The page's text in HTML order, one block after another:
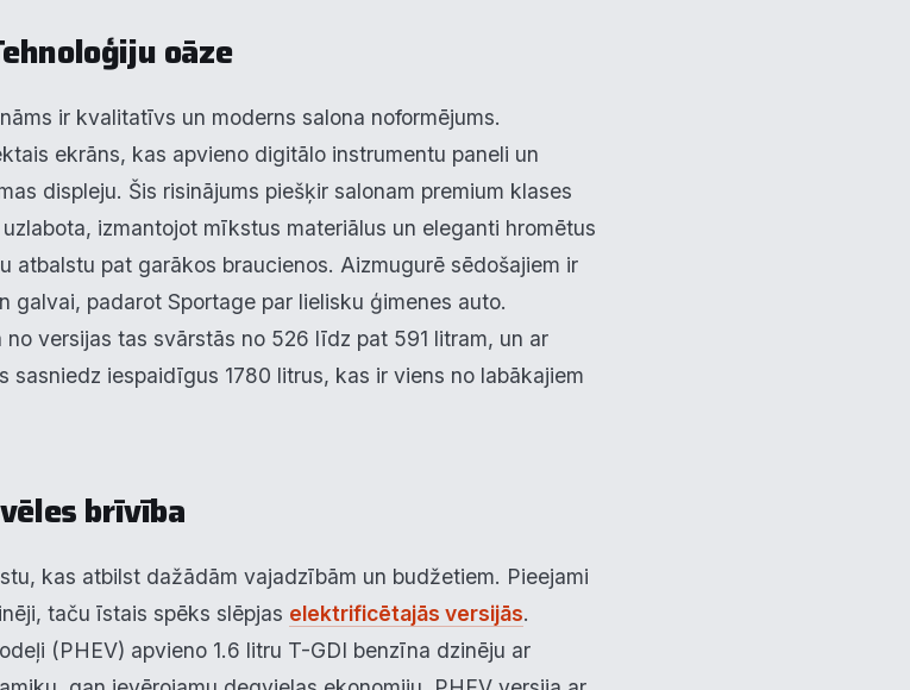
oāze
ir kvalitatīvs un moderns salona noformējums.
ekrāns, kas apvieno digitālo instrumentu paneli un
displeju. Šis risinājums piešķir salonam premium klases
izmantojot mīkstus materiālus un eleganti hromētus
atbalstu pat garākos braucienos. Aizmugurē sēdošajiem ir
galvai, padarot Sportage par lielisku ģimenes auto.
versijas tas svārstās no 526 līdz pat 591 litram, un ar
sasniedz iespaidīgus 1780 litrus, kas ir viens no labākajiem
brīvība
kas atbilst dažādām vajadzībām un budžetiem. Pieejami
taču īstais spēks slēpjas elektrificētajās versijās.
(PHEV) apvieno 1.6 litru T-GDI benzīna dzinēju ar